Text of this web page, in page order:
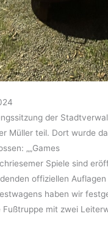
der
Müller teil. Dort wurde
„„Games
Spiele sind
offiziellen
haben wir
Fußtruppe mit zwei